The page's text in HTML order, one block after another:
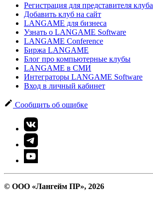
Регистрация для представителя клуба
Добавить клуб на сайт
LANGAME для бизнеса
Узнать о LANGAME Software
LANGAME Conference
Биржа LANGAME
Блог про компьютерные клубы
LANGAME в СМИ
Интеграторы LANGAME Software
Вход в личный кабинет
Сообщить об ошибке
© ООО «Лангейм ПР», 2026